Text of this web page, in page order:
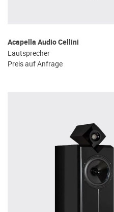
Acapella Audio Cellini
Lautsprecher
Preis auf Anfrage